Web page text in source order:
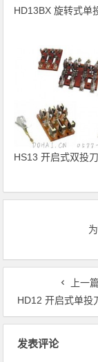
HD13BX 旋转式单
HS13 开启式双投
上一篇
HD12 开启式单投刀
发表评论